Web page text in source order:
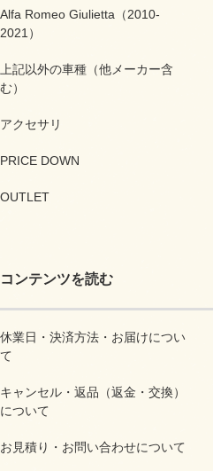
Alfa Romeo Giulietta（2010-
2021）
上記以外の車種（他メーカー含
む）
アクセサリ
PRICE DOWN
OUTLET
コンテンツを読む
休業日・決済方法・お届けについ
て
キャンセル・返品（返金・交換）
について
お見積り・お問い合わせについて